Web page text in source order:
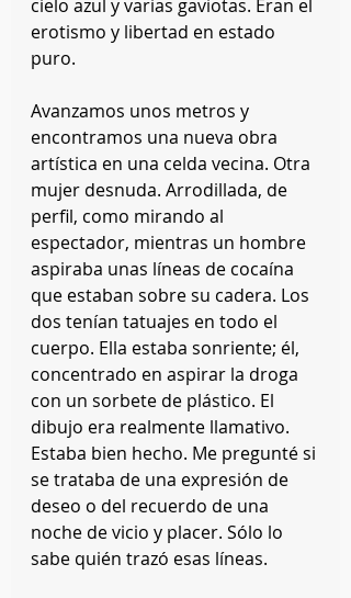
cielo azul y varias gaviotas. Eran el
erotismo y libertad en estado
puro.
Avanzamos unos metros y
encontramos una nueva obra
artística en una celda vecina. Otra
mujer desnuda. Arrodillada, de
perfil, como mirando al
espectador, mientras un hombre
aspiraba unas líneas de cocaína
que estaban sobre su cadera. Los
dos tenían tatuajes en todo el
cuerpo. Ella estaba sonriente; él,
concentrado en aspirar la droga
con un sorbete de plástico. El
dibujo era realmente llamativo.
Estaba bien hecho. Me pregunté si
se trataba de una expresión de
deseo o del recuerdo de una
noche de vicio y placer. Sólo lo
sabe quién trazó esas líneas.